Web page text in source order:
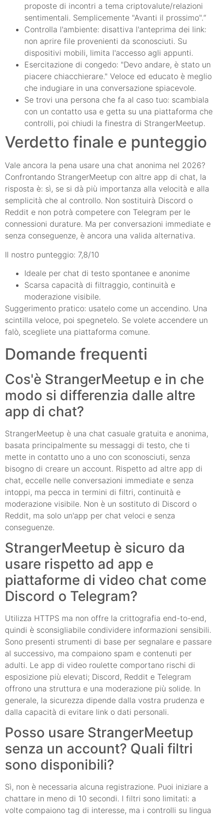
proposte di incontri a tema criptovalute/relazioni
sentimentali. Semplicemente "Avanti il prossimo".“
Controlla l'ambiente: disattiva l'anteprima dei link:
non aprire file provenienti da sconosciuti. Su
dispositivi mobili, limita l'accesso agli appunti.
Esercitazione di congedo: "Devo andare, è stato un
piacere chiacchierare." Veloce ed educato è meglio
che indugiare in una conversazione spiacevole.
Se trovi una persona che fa al caso tuo: scambiala
con un contatto usa e getta su una piattaforma che
controlli, poi chiudi la finestra di StrangerMeetup.
Verdetto finale e punteggio
Vale ancora la pena usare una chat anonima nel 2026?
Confrontando StrangerMeetup con altre app di chat, la
risposta è: sì, se si dà più importanza alla velocità e alla
semplicità che al controllo. Non sostituirà Discord o
Reddit e non potrà competere con Telegram per le
connessioni durature. Ma per conversazioni immediate e
senza conseguenze, è ancora una valida alternativa.
Il nostro punteggio: 7,8/10
Ideale per chat di testo spontanee e anonime
Scarsa capacità di filtraggio, continuità e
moderazione visibile.
Suggerimento pratico: usatelo come un accendino. Una
scintilla veloce, poi spegnetelo. Se volete accendere un
falò, scegliete una piattaforma comune.
Domande frequenti
Cos'è StrangerMeetup e in che
modo si differenzia dalle altre
app di chat?
StrangerMeetup è una chat casuale gratuita e anonima,
basata principalmente su messaggi di testo, che ti
mette in contatto uno a uno con sconosciuti, senza
bisogno di creare un account. Rispetto ad altre app di
chat, eccelle nelle conversazioni immediate e senza
intoppi, ma pecca in termini di filtri, continuità e
moderazione visibile. Non è un sostituto di Discord o
Reddit, ma solo un'app per chat veloci e senza
conseguenze.
StrangerMeetup è sicuro da
usare rispetto ad app e
piattaforme di video chat come
Discord o Telegram?
Utilizza HTTPS ma non offre la crittografia end-to-end,
quindi è sconsigliabile condividere informazioni sensibili.
Sono presenti strumenti di base per segnalare e passare
al successivo, ma compaiono spam e contenuti per
adulti. Le app di video roulette comportano rischi di
esposizione più elevati; Discord, Reddit e Telegram
offrono una struttura e una moderazione più solide. In
generale, la sicurezza dipende dalla vostra prudenza e
dalla capacità di evitare link o dati personali.
Posso usare StrangerMeetup
senza un account? Quali filtri
sono disponibili?
Sì, non è necessaria alcuna registrazione. Puoi iniziare a
chattare in meno di 10 secondi. I filtri sono limitati: a
volte compaiono tag di interesse, ma i controlli su lingua